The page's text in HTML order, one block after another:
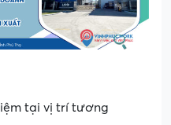
tại vị trí tương